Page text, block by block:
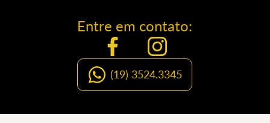
Entre em contato:
(19) 3524.3345